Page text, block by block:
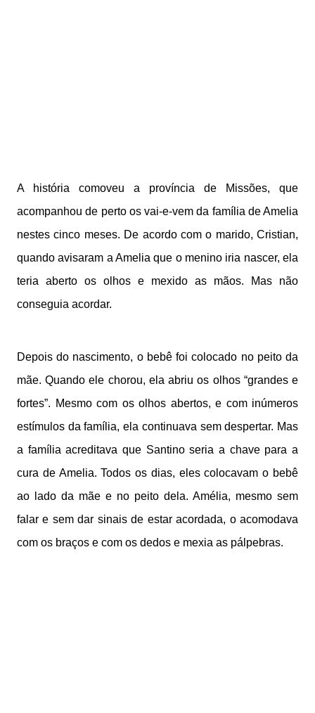
A história comoveu a província de Missões, que
acompanhou de perto os vai-e-vem da família de Amelia
nestes cinco meses. De acordo com o marido, Cristian,
quando avisaram a Amelia que o menino iria nascer, ela
teria aberto os olhos e mexido as mãos. Mas não
conseguia acordar.
Depois do nascimento, o bebê foi colocado no peito da
mãe. Quando ele chorou, ela abriu os olhos “grandes e
fortes”. Mesmo com os olhos abertos, e com inúmeros
estímulos da família, ela continuava sem despertar. Mas
a família acreditava que Santino seria a chave para a
cura de Amelia. Todos os dias, eles colocavam o bebê
ao lado da mãe e no peito dela. Amélia, mesmo sem
falar e sem dar sinais de estar acordada, o acomodava
com os braços e com os dedos e mexia as pálpebras.